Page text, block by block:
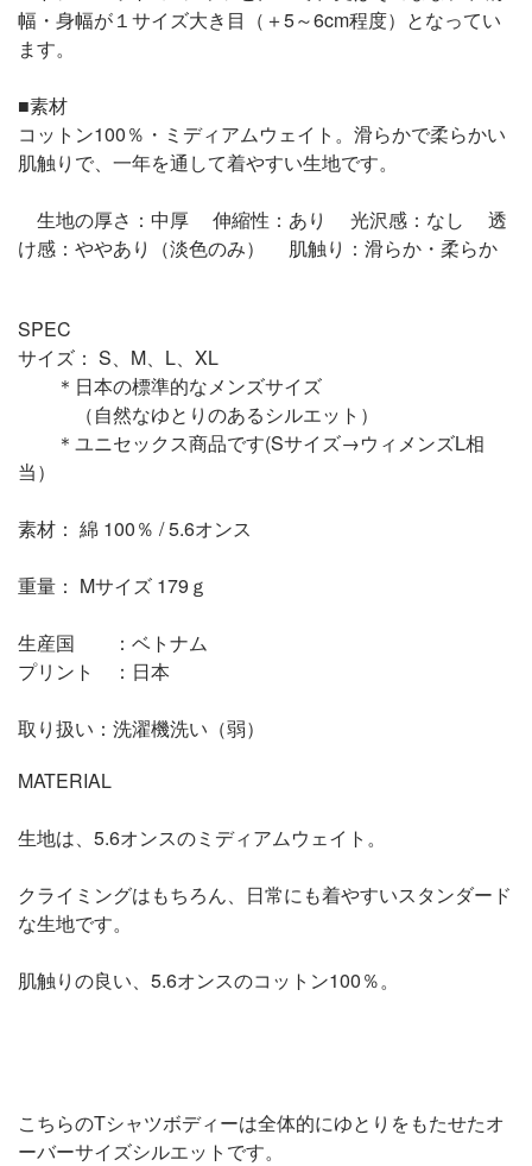
幅・身幅が１サイズ大き目（＋5～6cm程度）となってい
ます。
■素材
コットン100％・ミディアムウェイト。滑らかで柔らかい
肌触りで、一年を通して着やすい生地です。
生地の厚さ：中厚 伸縮性：あり 光沢感：なし 透
け感：ややあり（淡色のみ） 肌触り：滑らか・柔らか
SPEC
サイズ： S、M、L、XL
＊日本の標準的なメンズサイズ
（自然なゆとりのあるシルエット）
＊ユニセックス商品です(Sサイズ→ウィメンズL相
当）
素材： 綿 100％ / 5.6オンス
重量： Mサイズ 179ｇ
生産国 ：ベトナム
プリント ：日本
取り扱い：洗濯機洗い（弱）
MATERIAL
生地は、5.6オンスのミディアムウェイト。
クライミングはもちろん、日常にも着やすいスタンダード
な生地です。
肌触りの良い、5.6オンスのコットン100％。
こちらのTシャツボディーは全体的にゆとりをもたせたオ
ーバーサイズシルエットです。